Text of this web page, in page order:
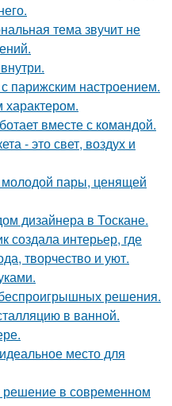
тема звучит не
парижским настроением.
вместе с командой.
- это свет, воздух и
молодой пары, ценящей
дизайнера в Тоскане.
создала интерьер, где
творчество и уют.
решения.
в ванной.
место для
решение в современном